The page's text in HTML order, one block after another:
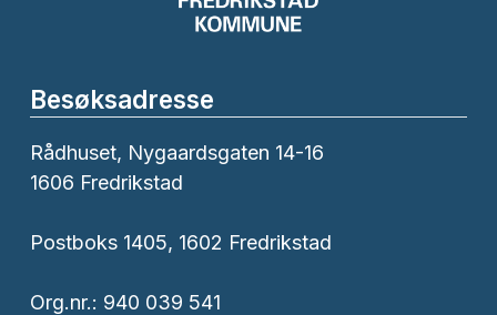
Besøksadresse
Rådhuset, Nygaardsgaten 14-16
1606 Fredrikstad
Postboks 1405, 1602 Fredrikstad
Org.nr.: 940 039 541